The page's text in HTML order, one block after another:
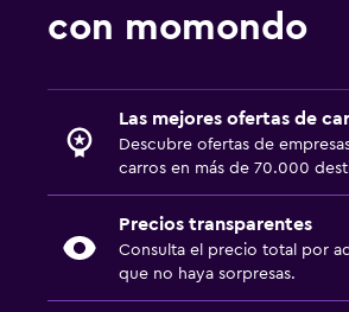
con momondo
Las mejores ofertas de
Descubre ofertas de
carros en más de 70.000
Precios transparentes
Consulta el precio total por
que no haya sorpresas.